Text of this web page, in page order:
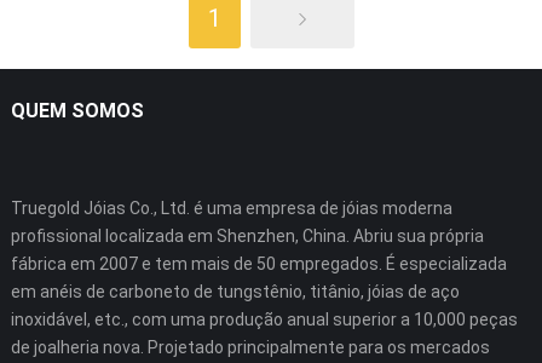
1
QUEM SOMOS
Truegold Jóias Co., Ltd. é uma empresa de jóias moderna
profissional localizada em Shenzhen, China. Abriu sua própria
fábrica em 2007 e tem mais de 50 empregados. É especializada
em anéis de carboneto de tungstênio, titânio, jóias de aço
inoxidável, etc., com uma produção anual superior a 10,000 peças
de joalheria nova. Projetado principalmente para os mercados